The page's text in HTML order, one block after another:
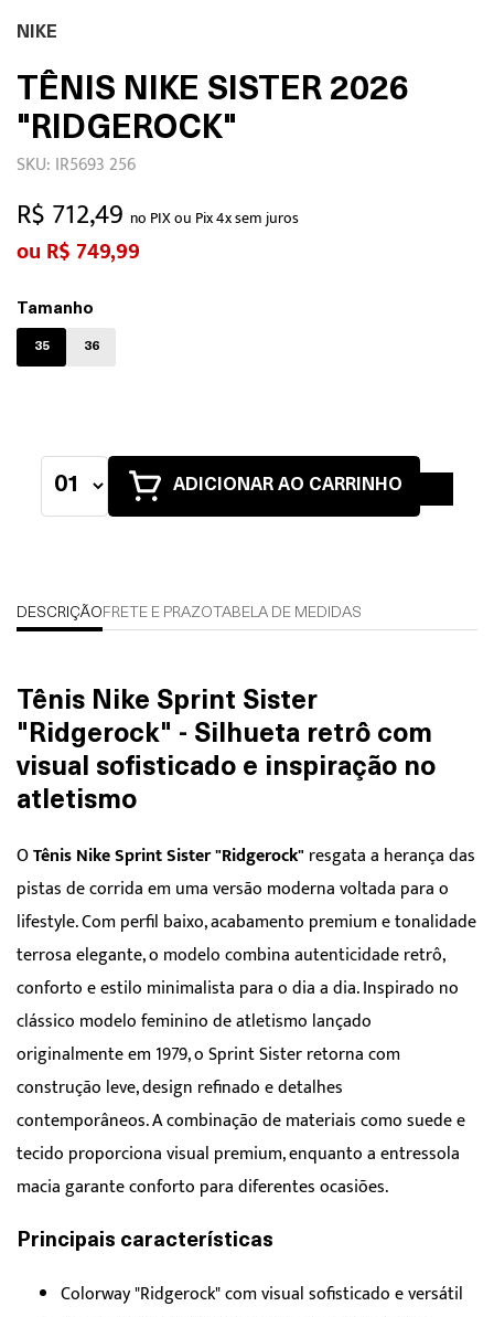
NIKE
TÊNIS NIKE SISTER 2026
"RIDGEROCK"
SKU: IR5693 256
R$ 712,49 no PIX ou Pix 4x sem juros
R$ 749,99
Tamanho
35 36
ADICIONAR AO CARRINHO
DESCRIÇÃO FRETE E PRAZOTABELA DE MEDIDAS
Tênis Nike Sprint Sister
"Ridgerock" - Silhueta retrô com
visual sofisticado e inspiração no
atletismo
OTênis Nike Sprint Sister "Ridgerock"resgata a herança das
pistas de corrida em uma versão moderna voltada para o
lifestyle. Com perfil baixo, acabamento premium e tonalidade
terrosa elegante, o modelo combina autenticidade retrô,
conforto e estilo minimalista para o dia a dia. Inspirado no
clássico modelo feminino de atletismo lançado
originalmente em 1979, o Sprint Sister retorna com
construção leve, design refinado e detalhes
contemporâneos. A combinação de materiais como suede e
tecido proporciona visual premium, enquanto a entressola
macia garante conforto para diferentes ocasiões.
Principais características
Colorway "Ridgerock" com visual sofisticado e versátil